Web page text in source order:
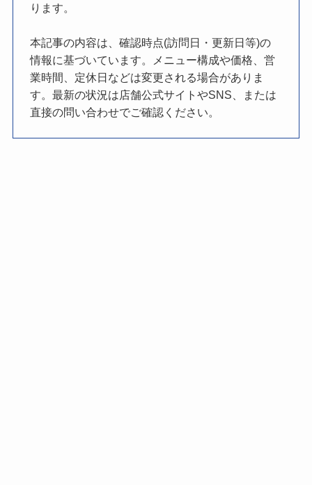
ります。
本記事の内容は、確認時点(訪問日・更新日等)の
情報に基づいています。メニュー構成や価格、営
業時間、定休日などは変更される場合がありま
す。最新の状況は店舗公式サイトやSNS、または
直接の問い合わせでご確認ください。